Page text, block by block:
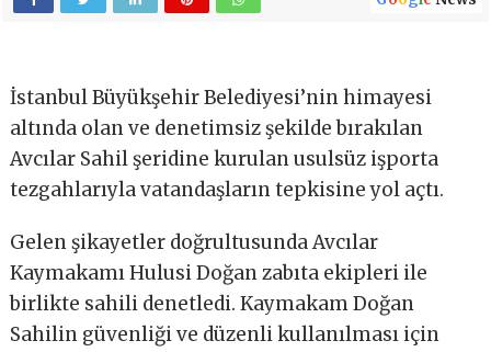
İstanbul Büyükşehir Belediyesi’nin himayesi
altında olan ve denetimsiz şekilde bırakılan
Avcılar Sahil şeridine kurulan usulsüz işporta
tezgahlarıyla vatandaşların tepkisine yol açtı.
Gelen şikayetler doğrultusunda Avcılar
Kaymakamı Hulusi Doğan zabıta ekipleri ile
birlikte sahili denetledi. Kaymakam Doğan
Sahilin güvenliği ve düzenli kullanılması için